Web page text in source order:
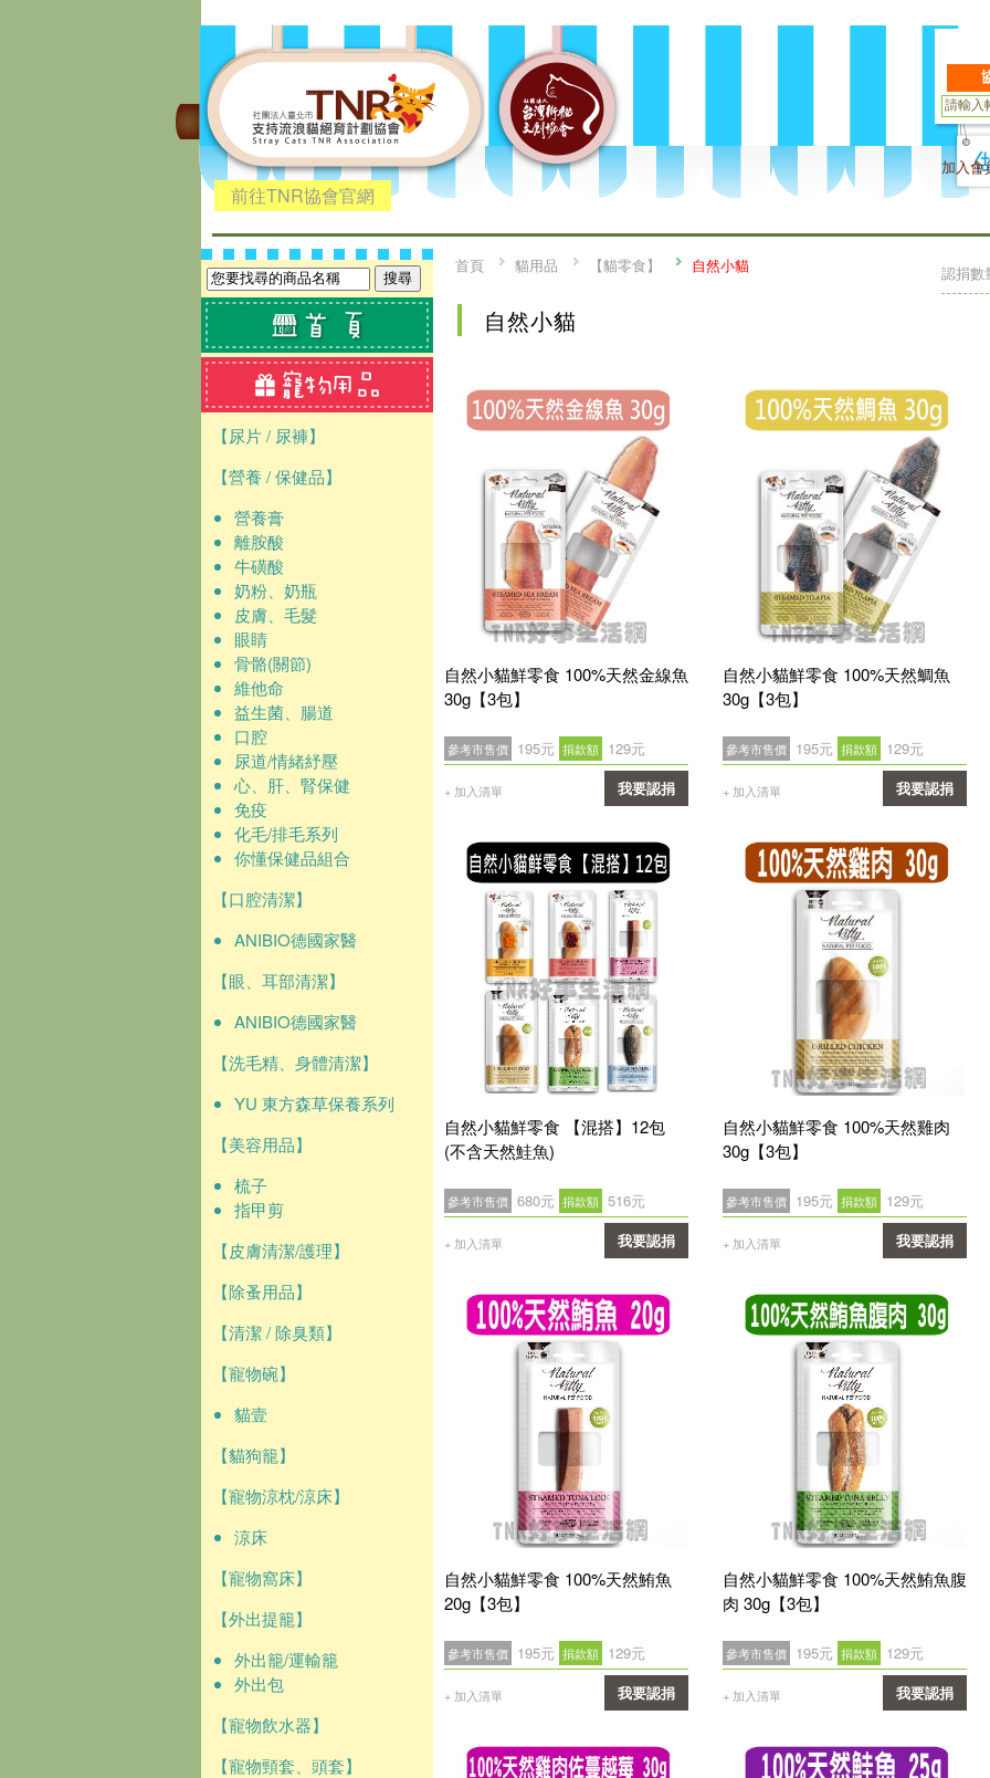
前往TNR協會官網
加入會
【尿片 / 尿褲】
【營養 / 保健品】
營養膏
離胺酸
牛磺酸
奶粉、奶瓶
皮膚、毛髮
眼睛
骨骼(關節)
維他命
益生菌、腸道
口腔
尿道/情緒紓壓
心、肝、腎保健
免疫
化毛/排毛系列
你懂保健品組合
【口腔清潔】
ANIBIO德國家醫
【眼、耳部清潔】
ANIBIO德國家醫
【洗毛精、身體清潔】
YU 東方森草保養系列
【美容用品】
梳子
指甲剪
【皮膚清潔/護理】
【除蚤用品】
【清潔 / 除臭類】
【寵物碗】
貓壹
【貓狗籠】
【寵物涼枕/涼床】
涼床
【寵物窩床】
【外出提籠】
外出籠/運輸籠
外出包
【寵物飲水器】
【寵物頸套、頭套】
認捐數
首頁 貓用品 【貓零食】 自然小貓
自然小貓
自然小貓鮮零食 100%天然金線魚
30g【3包】
參考市售價 195元 捐款額 129元
+ 加入清單 我要認捐
自然小貓鮮零食 100%天然鯛魚
30g【3包】
參考市售價 195元 捐款額 129元
+ 加入清單 我要認捐
自然小貓鮮零食 【混搭】12包
(不含天然鮭魚)
參考市售價 680元 捐款額 516元
+ 加入清單 我要認捐
自然小貓鮮零食 100%天然雞肉
30g【3包】
參考市售價 195元 捐款額 129元
+ 加入清單 我要認捐
自然小貓鮮零食 100%天然鮪魚
20g【3包】
參考市售價 195元 捐款額 129元
+ 加入清單 我要認捐
自然小貓鮮零食 100%天然鮪魚腹
肉 30g【3包】
參考市售價 195元 捐款額 129元
+ 加入清單 我要認捐